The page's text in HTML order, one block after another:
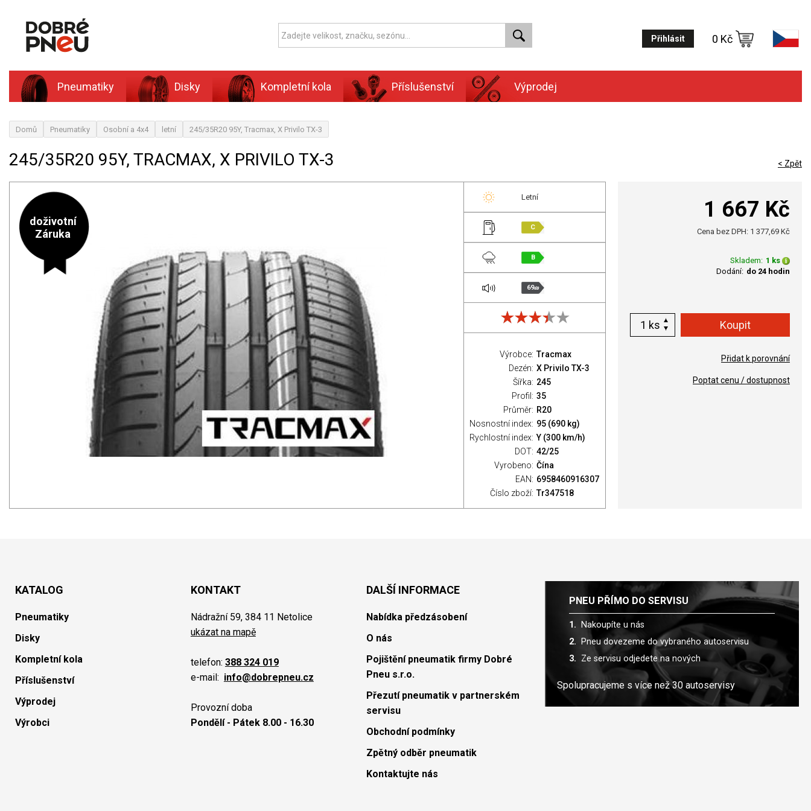
Přihlásit 0 Kč
Pneumatiky Disky Kompletní kola Příslušenství Výprodej
Domů Pneumatiky Osobní a 4x4 letní 245/35R20 95Y, Tracmax, X Privilo TX-3
245/35R20 95Y, TRACMAX, X PRIVILO TX-3 < Zpět
doživotní
Záruka
Letní
C
B
69dB
Výrobce: Tracmax
Dezén: X Privilo TX-3
Šířka: 245
Profil: 35
Průměr: R20
Nosnostní index: 95 (690 kg)
Rychlostní index: Y (300 km/h)
DOT: 42/25
Vyrobeno: Čína
EAN: 6958460916307
Číslo zboží: Tr347518
1 667 Kč
Cena bez DPH: 1 377,69 Kč
Skladem: 1 ks
Dodání: do 24 hodin
ks
Přidat k porovnání
Poptat cenu / dostupnost
KATALOG
Pneumatiky
Disky
Kompletní kola
Příslušenství
Výprodej
Výrobci
KONTAKT
Nádražní 59, 384 11 Netolice
ukázat na mapě
telefon: 388 324 019
e-mail: info@dobrepneu.cz
Provozní doba
Pondělí - Pátek 8.00 - 16.30
DALŠÍ INFORMACE
Nabídka předzásobení
O nás
Pojištění pneumatik firmy Dobré
Pneu s.r.o.
Přezutí pneumatik v partnerském
servisu
Obchodní podmínky
Zpětný odběr pneumatik
Kontaktujte nás
PNEU PŘÍMO DO SERVISU
Nakoupíte u nás
Pneu dovezeme do vybraného autoservisu
Ze servisu odjedete na nových
Spolupracujeme s více než 30 autoservisy